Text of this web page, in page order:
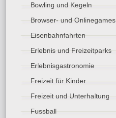
Bowling und Kegeln
Browser- und Onlinegames
Eisenbahnfahrten
Erlebnis und Freizeitparks
Erlebnisgastronomie
Freizeit für Kinder
Freizeit und Unterhaltung
Fussball